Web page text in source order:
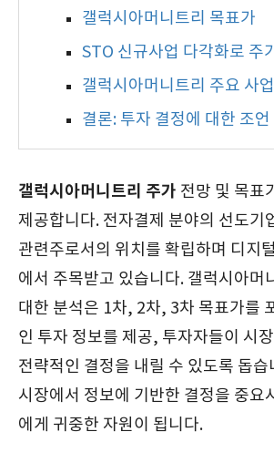
갤럭시아머니트리 목표가
STO 신규사업 다각화로 주
갤럭시아머니트리 주요 사업
결론: 투자 결정에 대한 조언
갤럭시아머니트리 주가 전망 및 목표
제공합니다. 전자결제 분야의 선도기
관련주로서의 위치를 확립하며 디지
에서 주목받고 있습니다. 갤럭시아머
대한 분석은 1차, 2차, 3차 목표가를
인 투자 정보를 제공, 투자자들이 시
전략적인 결정을 내릴 수 있도록 돕습
시장에서 정보에 기반한 결정을 중요
에게 귀중한 자원이 됩니다.